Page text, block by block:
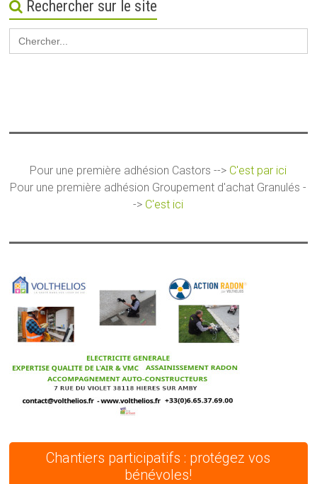
Rechercher sur le site
Search
for:
Pour une première adhésion Castors --> C'est par ici
Pour une première adhésion Groupement d'achat Granulés -
-> C'est ici
Chantiers participatifs : protégez vos
bénévoles!